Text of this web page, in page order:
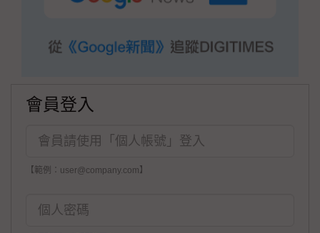
會員登入
【範例：user@company.com】